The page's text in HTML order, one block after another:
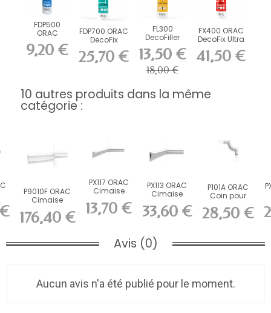
FDP500
ORAC
DecoFix Pro
310 ml
9,20 €
FDP700 ORAC
DecoFix
Power 290 ml
25,70 €
FL300
DecoFiller
13,50 €
18,00 €
FX400 ORAC
DecoFix Ultra
270 ml
41,50 €
10 autres produits dans la même
catégorie :
P9010F ORAC
Cimaise
flexible
Durofoam
L200...
176,40 €
PX117 ORAC
Cimaise
Duropolymer
L200 x H3,5...
13,70 €
PX113 ORAC
Cimaise
Duropolymer
L200 x H6 x...
33,60 €
P101A ORAC
Coin pour
P1020
Durofoam
L24,5...
28,50 €
Avis (0)
Aucun avis n'a été publié pour le moment.